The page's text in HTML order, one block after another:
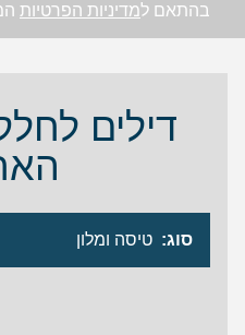
בהתאם למדיניות הפרטיות
דילים
סוג